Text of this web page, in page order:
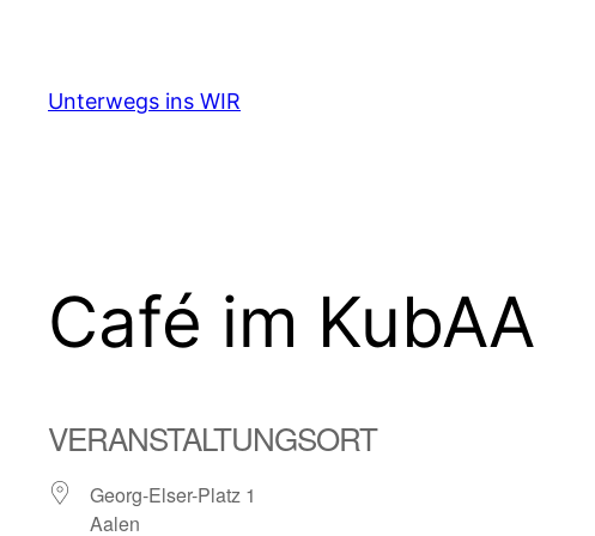
springen
Unterwegs ins WIR
Café im KubAA
VERANSTALTUNGSORT
Georg-Elser-Platz 1
Aalen